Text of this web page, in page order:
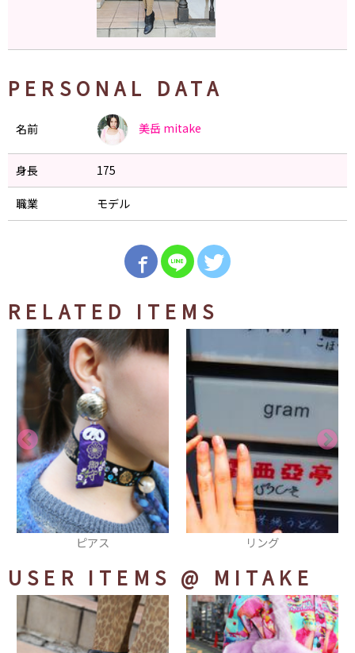
PERSONAL DATA
名前 美岳 mitake
身長 175
職業 モデル
RELATED ITEMS
USER ITEMS @ MITAKE